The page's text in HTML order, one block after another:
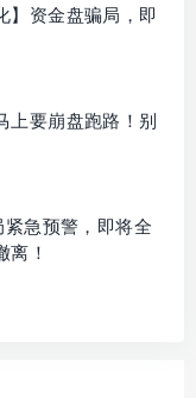
】资金盘骗局，即
上要崩盘跑路！别
紧急预警，即将全
离！